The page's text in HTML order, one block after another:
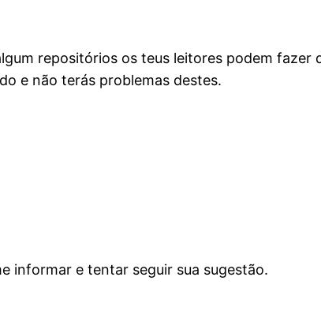
repositórios os teus leitores podem
e não terás problemas destes.
informar e tentar seguir sua sugestão.